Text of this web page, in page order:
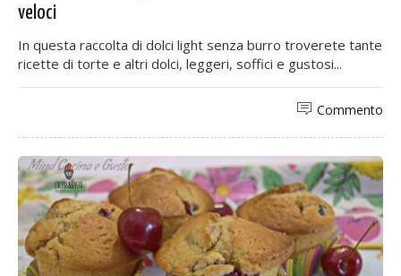
veloci
In questa raccolta di dolci light senza burro troverete tante
ricette di torte e altri dolci, leggeri, soffici e gustosi...
Commento